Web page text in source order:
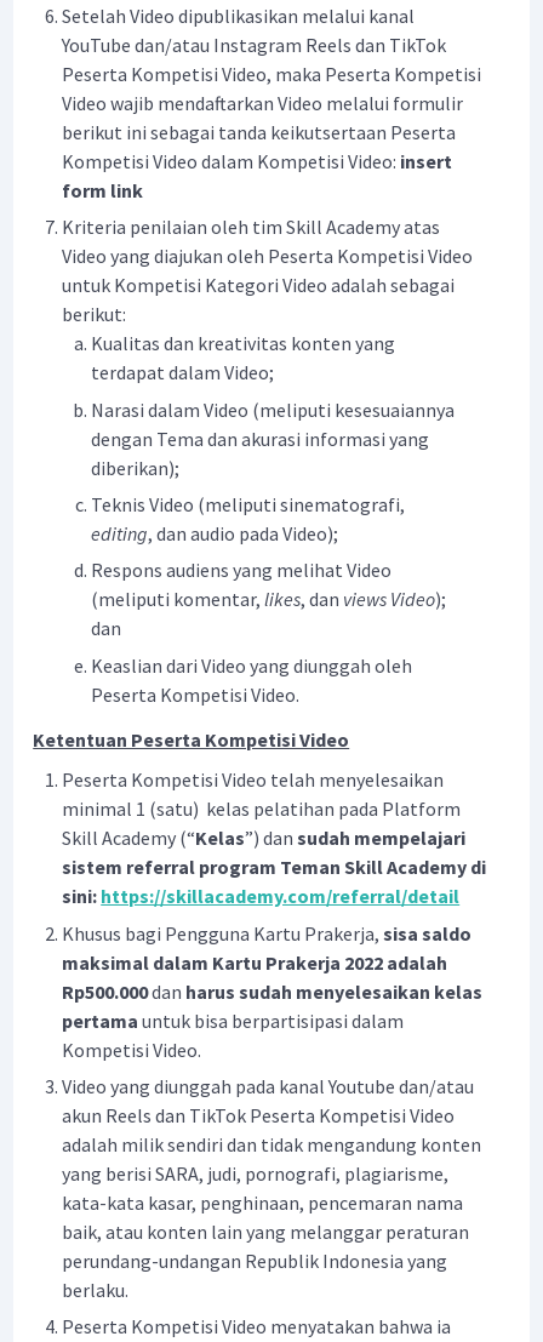
Setelah Video dipublikasikan melalui kanal
YouTube dan/atau Instagram Reels dan TikTok
Peserta Kompetisi Video, maka Peserta Kompetisi
Video wajib mendaftarkan Video melalui formulir
berikut ini sebagai tanda keikutsertaan Peserta
Kompetisi Video dalam Kompetisi Video: insert
form link
Kriteria penilaian oleh tim Skill Academy atas
Video yang diajukan oleh Peserta Kompetisi Video
untuk Kompetisi Kategori Video adalah sebagai
berikut:
Kualitas dan kreativitas konten yang
terdapat dalam Video;
Narasi dalam Video (meliputi kesesuaiannya
dengan Tema dan akurasi informasi yang
diberikan);
Teknis Video (meliputi sinematografi,
editing, dan audio pada Video);
Respons audiens yang melihat Video
(meliputi komentar,likes, dan views Video);
dan
Keaslian dari Video yang diunggah oleh
Peserta Kompetisi Video.
Ketentuan Peserta Kompetisi Video
Peserta Kompetisi Video telah menyelesaikan
minimal 1 (satu) kelas pelatihan pada Platform
Skill Academy (“Kelas”) dansudah mempelajari
sistem referral program Teman Skill Academy di
sini: https://skillacademy.com/referral/detail
Khusus bagi Pengguna Kartu Prakerja,sisa saldo
maksimal dalam Kartu Prakerja 2022 adalah
Rp500.000dan harus sudah menyelesaikan kelas
pertama untuk bisa berpartisipasi dalam
Kompetisi Video.
Video yang diunggah pada kanal Youtube dan/atau
akun Reels dan TikTok Peserta Kompetisi Video
adalah milik sendiri dan tidak mengandung konten
yang berisi SARA, judi, pornografi, plagiarisme,
kata-kata kasar, penghinaan, pencemaran nama
baik, atau konten lain yang melanggar peraturan
perundang-undangan Republik Indonesia yang
berlaku.
Peserta Kompetisi Video menyatakan bahwa ia